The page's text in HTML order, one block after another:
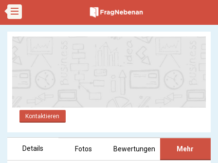
Kontaktieren
Details Fotos Bewertungen Mehr